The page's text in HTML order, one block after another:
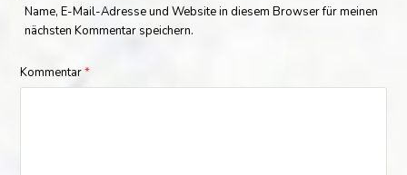
Name, E-Mail-Adresse und Website in diesem Browser für meinen
nächsten Kommentar speichern.
Kommentar*